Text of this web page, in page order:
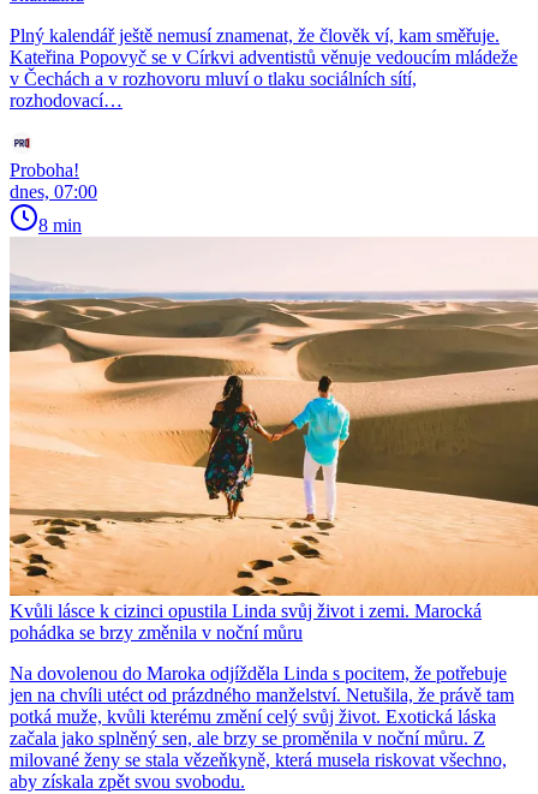
Plný kalendář ještě nemusí znamenat, že člověk ví, kam směřuje.
Kateřina Popovyč se v Církvi adventistů věnuje vedoucím mládeže
v Čechách a v rozhovoru mluví o tlaku sociálních sítí,
rozhodovací…
Proboha!
dnes, 07:00
8 min
Kvůli lásce k cizinci opustila Linda svůj život i zemi. Marocká
pohádka se brzy změnila v noční můru
Na dovolenou do Maroka odjížděla Linda s pocitem, že potřebuje
jen na chvíli utéct od prázdného manželství. Netušila, že právě tam
potká muže, kvůli kterému změní celý svůj život. Exotická láska
začala jako splněný sen, ale brzy se proměnila v noční můru. Z
milované ženy se stala vězeňkyně, která musela riskovat všechno,
aby získala zpět svou svobodu.